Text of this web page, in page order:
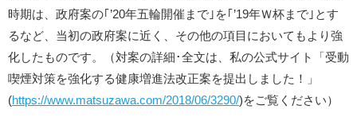
時期は、政府案の｢’20年五輪開催まで｣を｢’19年Ｗ杯まで｣とす
るなど、当初の政府案に近く、その他の項目においてもより強
化したものです。（対案の詳細･全文は、私の公式サイト「受動
喫煙対策を強化する健康増進法改正案を提出しました！」
(https://www.matsuzawa.com/2018/06/3290/)をご覧ください）